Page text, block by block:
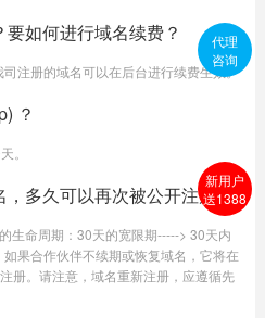
如何进行域名续费？
注册的域名可以在后台进行续费生效。
？
。
多久可以再次被公开注册？
生命周期：30天的宽限期-----> 30天内
果合作伙伴不续期或恢复域名，它将在
册。请注意，域名重新注册，应遵循先
代理
咨询
新用户
送1388